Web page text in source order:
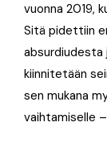
vuonna 2019,
Sitä pidettiin
absurdiudesta
kiinnitetään
sen mukana
vaihtamiselle